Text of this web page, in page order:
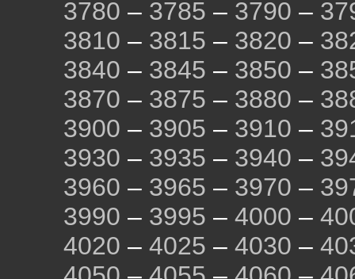
3780 – 3785 – 3790 –
3810 – 3815 – 3820 –
3840 – 3845 – 3850 –
3870 – 3875 – 3880 –
3900 – 3905 – 3910 –
3930 – 3935 – 3940 –
3960 – 3965 – 3970 –
3990 – 3995 – 4000 –
4020 – 4025 – 4030 –